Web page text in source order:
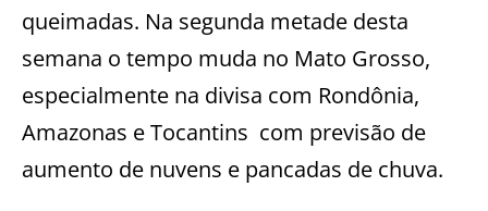
queimadas. Na segunda metade desta
semana o tempo muda no Mato Grosso,
especialmente na divisa com Rondônia,
Amazonas e Tocantins com previsão de
aumento de nuvens e pancadas de chuva.